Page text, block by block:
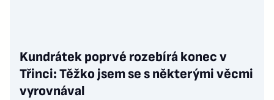
Kundrátek poprvé rozebírá konec v
Třinci: Těžko jsem se s některými věcmi
vyrovnával